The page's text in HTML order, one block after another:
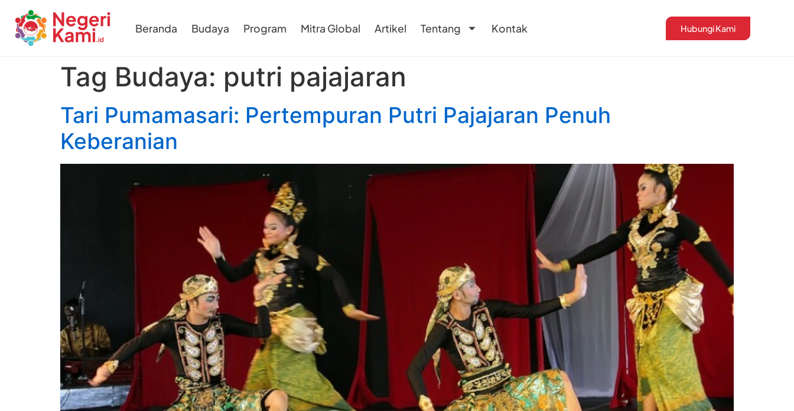
Beranda Budaya Program Mitra Global Artikel Tentang Kontak Hubungi Kami
Tag Budaya: putri pajajaran
Tari Pumamasari: Pertempuran Putri Pajajaran Penuh
Keberanian